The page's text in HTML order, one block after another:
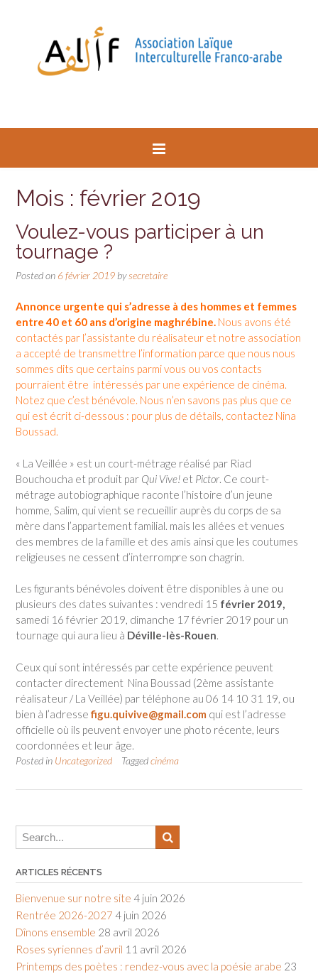
Mois : février 2019
Voulez-vous participer à un
tournage ?
Posted on 6 février 2019 bysecretaire
Annonce urgente qui s’adresse à des hommes et femmes
entre 40 et 60 ans d’origine maghrébine. Nous avons été
contactés par l’assistante du réalisateur et notre association
a accepté de transmettre l’information parce que nous nous
sommes dits que certains parmi vous ou vos contacts
pourraient être intéressés par une expérience de cinéma.
Notez que c’est bénévole. Nous n’en savons pas plus que ce
qui est écrit ci-dessous : pour plus de détails, contactez Nina
Boussad.
« La Veillée » est un court-métrage réalisé par Riad
Bouchoucha et produit par Qui Vive! et Pictor . Ce court-
métrage autobiographique raconte l’histoire d’un jeune
homme, Salim, qui vient se recueillir auprès du corps de sa
mère dans l’appartement familial. mais les allées et venues
des membres de la famille et des amis ainsi que les coutumes
religieuses ne cessent d’interrompre son chagrin.
Les figurants bénévoles doivent être disponibles à une ou
plusieurs des dates suivantes : vendredi 15 février 2019,
samedi 16 février 2019, dimanche 17 février 2019 pour un
tournage qui aura lieu à Déville-lès-Rouen.
Ceux qui sont intéressés par cette expérience peuvent
contacter directement Nina Boussad (2ème assistante
réalisateur / La Veillée) par téléphone au 06 14 10 31 19, ou
bien à l’adressefigu.quivive@gmail.com qui est l’adresse
officielle où ils peuvent envoyer une photo récente, leurs
coordonnées et leur âge.
Posted in Uncategorized Taggedcinéma
ARTICLES RÉCENTS
Bienvenue sur notre site 4 juin 2026
Rentrée 2026-2027 4 juin 2026
Dînons ensemble 28 avril 2026
Roses syriennes d’avril 11 avril 2026
Printemps des poètes : rendez-vous avec la poésie arabe 23